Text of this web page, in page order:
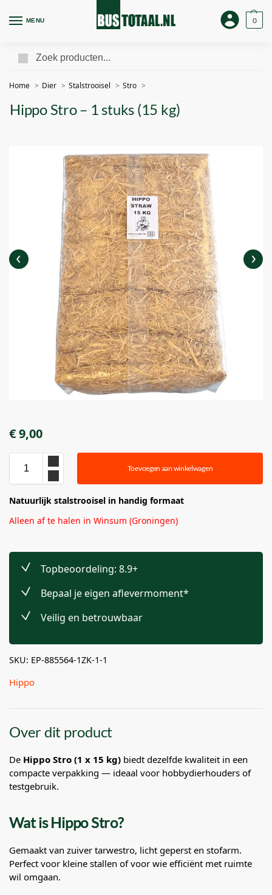
MENU 0
Home Dier Stalstrooisel Stro
Hippo Stro – 1 stuks (15 kg)
€9,00
Toevoegen aan winkelwagen
Natuurlijk stalstrooisel in handig formaat
Alleen af te halen in Winsum (Groningen)
Topbeoordeling: 8.9+
Bepaal je eigen aflevermoment*
Veilig en betrouwbaar
SKU: EP-885564-1ZK-1-1
Hippo
Over dit product
De Hippo Stro (1 x 15 kg) biedt dezelfde kwaliteit in een
compacte verpakking — ideaal voor hobbydierhouders of
testgebruik.
Wat is Hippo Stro?
Gemaakt van zuiver tarwestro, licht geperst en stofarm.
Perfect voor kleine stallen of voor wie efficiënt met ruimte
wil omgaan.